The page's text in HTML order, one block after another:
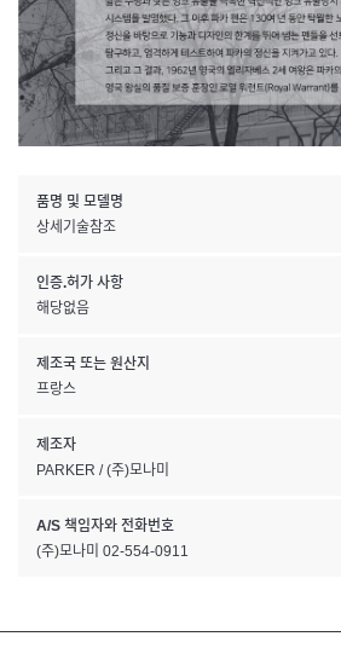
품명 및 모델명
상세기술참조
인증.허가 사항
해당없음
제조국 또는 원산지
프랑스
제조자
PARKER / (주)모나미
A/S 책임자와 전화번호
(주)모나미 02-554-0911